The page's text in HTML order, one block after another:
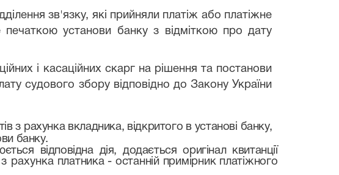
зв'язку, які прийняли платіж або платіжне
установи банку з відміткою про дату
і касаційних скарг на рішення та постанови
судового збору відповідно до Закону України
з рахунка вкладника, відкритого в установі банку,
банку.
відповідна дія, додається оригінал квитанції
рахунка платника - останній примірник платіжного